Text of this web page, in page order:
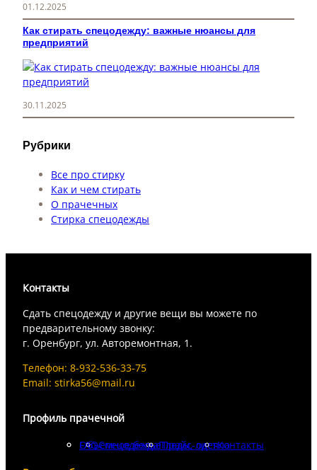
01.12.2025
Как стирать спецодежду: важные нюансы для
предприятий
30.11.2025
Рубрики
Все про стирку
Как и чем стирать
О прачечных
Стирка спецодежды
Контакты
Сдать спецодежду и другие вещи вы можете по
предварительному звонку:
г. Оренбург, ул. Авторемонтная, 1.
Телефон: 8-932-536-33-75
Email: stirka56@mail.ru
Профиль прачечной
FAQСпецодеждаПледы, одеяла
Объемное бельеПрайс-листКонтакты